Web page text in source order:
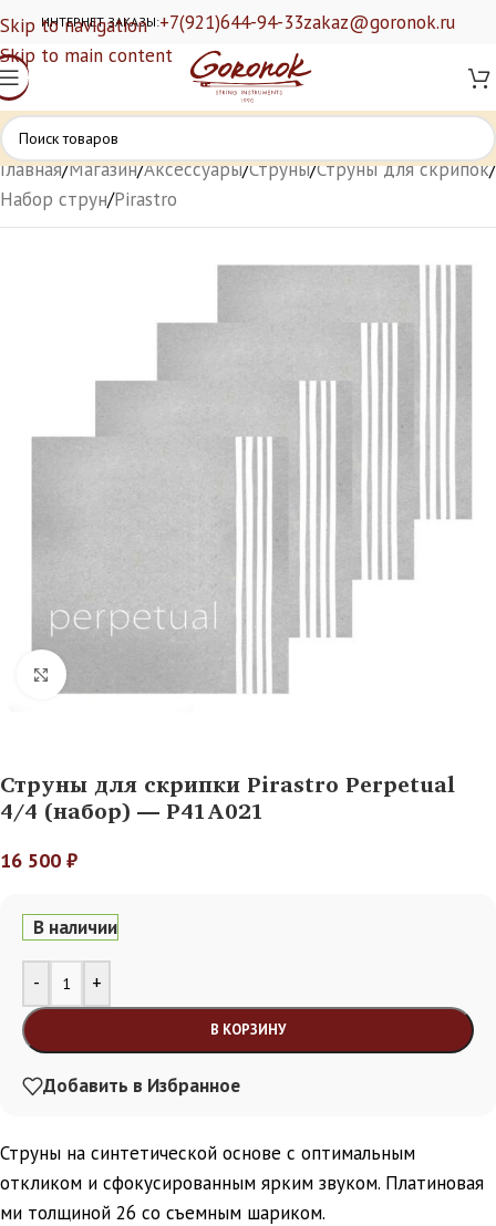
Skip to navigation
Skip to main content
ИНТЕРНЕТ ЗАКАЗЫ:+7(921)644-94-33zakaz@goronok.ru
Главная/Магазин/Аксессуары/Струны/Струны для скрипок/
Набор струн/Pirastro
Нажмите, чтобы увеличить
Струны для скрипки Pirastro Perpetual
4/4 (набор) — P41А021
16 500 ₽
В наличии
- +
В КОРЗИНУ
Alternative:
Добавить в Избранное
Струны на синтетической основе с оптимальным
откликом и сфокусированным ярким звуком. Платиновая
ми толщиной 26 со съемным шариком.